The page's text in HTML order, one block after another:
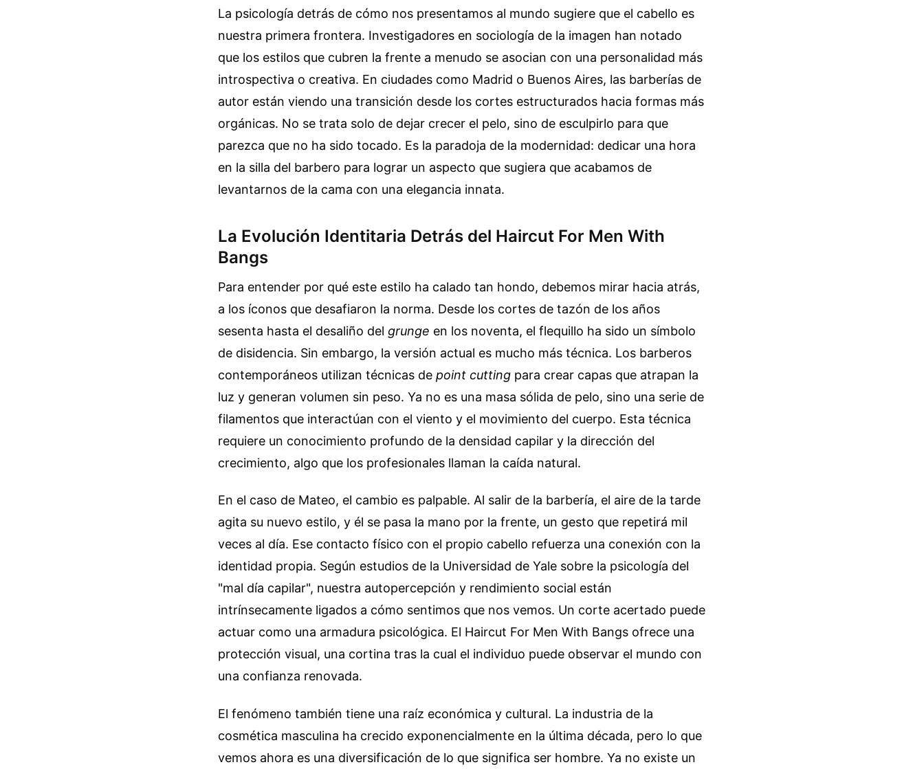
La psicología detrás de cómo nos presentamos al mundo sugiere que el cabello es
nuestra primera frontera. Investigadores en sociología de la imagen han notado
que los estilos que cubren la frente a menudo se asocian con una personalidad más
introspectiva o creativa. En ciudades como Madrid o Buenos Aires, las barberías de
autor están viendo una transición desde los cortes estructurados hacia formas más
orgánicas. No se trata solo de dejar crecer el pelo, sino de esculpirlo para que
parezca que no ha sido tocado. Es la paradoja de la modernidad: dedicar una hora
en la silla del barbero para lograr un aspecto que sugiera que acabamos de
levantarnos de la cama con una elegancia innata.
La Evolución Identitaria Detrás del Haircut For Men With
Bangs
Para entender por qué este estilo ha calado tan hondo, debemos mirar hacia atrás,
a los íconos que desafiaron la norma. Desde los cortes de tazón de los años
sesenta hasta el desaliño del grunge en los noventa, el flequillo ha sido un símbolo
de disidencia. Sin embargo, la versión actual es mucho más técnica. Los barberos
contemporáneos utilizan técnicas de point cutting para crear capas que atrapan la
luz y generan volumen sin peso. Ya no es una masa sólida de pelo, sino una serie de
filamentos que interactúan con el viento y el movimiento del cuerpo. Esta técnica
requiere un conocimiento profundo de la densidad capilar y la dirección del
crecimiento, algo que los profesionales llaman la caída natural.
En el caso de Mateo, el cambio es palpable. Al salir de la barbería, el aire de la tarde
agita su nuevo estilo, y él se pasa la mano por la frente, un gesto que repetirá mil
veces al día. Ese contacto físico con el propio cabello refuerza una conexión con la
identidad propia. Según estudios de la Universidad de Yale sobre la psicología del
"mal día capilar", nuestra autopercepción y rendimiento social están
intrínsecamente ligados a cómo sentimos que nos vemos. Un corte acertado puede
actuar como una armadura psicológica. El Haircut For Men With Bangs ofrece una
protección visual, una cortina tras la cual el individuo puede observar el mundo con
una confianza renovada.
El fenómeno también tiene una raíz económica y cultural. La industria de la
cosmética masculina ha crecido exponencialmente en la última década, pero lo que
vemos ahora es una diversificación de lo que significa ser hombre. Ya no existe un